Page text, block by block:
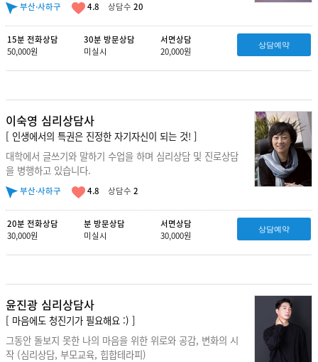
부산·사하구 4.8 상담수 20
15분 전화상담
50,000원
30분 방문상담
미실시
서면상담
20,000원
상담예약
이숙영 심리상담사
[ 인생에서의 특권은 진정한 자기자신이 되는 것! ]
대학에서 글쓰기와 말하기 수업을 하며 심리상담 및 진로상담
을 병행하고 있습니다.
부산·사하구 4.8 상담수 2
20분 전화상담
30,000원
분 방문상담
미실시
서면상담
30,000원
상담예약
윤진광 심리상담사
[ 마음에도 청진기가 필요해요 :) ]
그동안 돌보지 못한 나의 마음을 위한 위로와 공감, 변화의 시
작 (심리상담, 부모교육, 힙합테라피)